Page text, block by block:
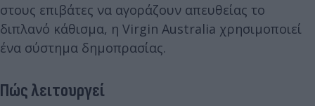
στους επιβάτες να αγοράζουν απευθείας το
διπλανό κάθισμα, η Virgin Australia χρησιμοποιεί
ένα σύστημα δημοπρασίας.
Πώς λειτουργεί